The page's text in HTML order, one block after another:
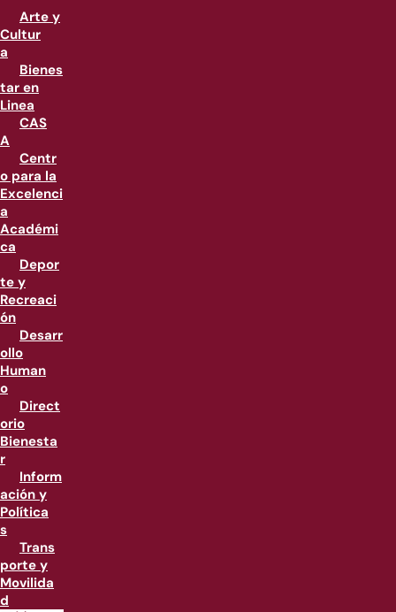
Arte y
Cultur
a
Bienes
tar en
Linea
CAS
A
Centr
o para la
Excelenci
a
Académi
ca
Depor
te y
Recreaci
ón
Desarr
ollo
Human
o
Direct
orio
Bienesta
r
Inform
ación y
Política
s
Trans
porte y
Movilida
d